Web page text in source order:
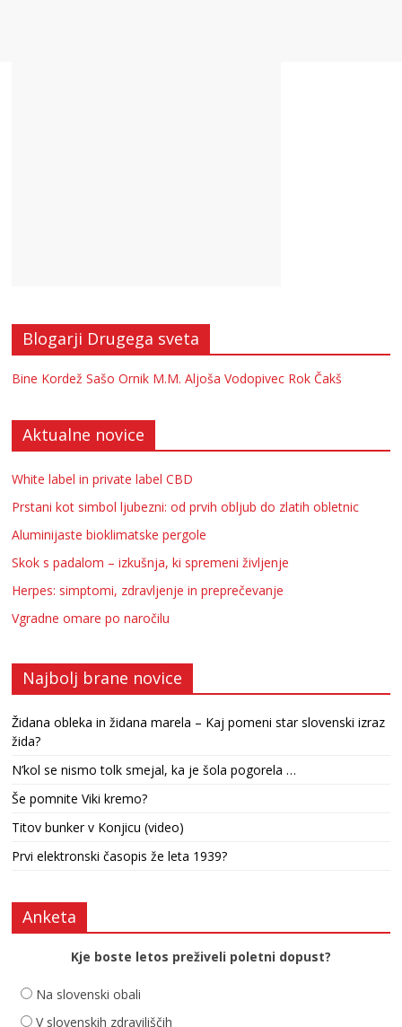
Blogarji Drugega sveta
Bine Kordež Sašo Ornik M.M. Aljoša Vodopivec Rok Čakš
Aktualne novice
White label in private label CBD
Prstani kot simbol ljubezni: od prvih obljub do zlatih obletnic
Aluminijaste bioklimatske pergole
Skok s padalom – izkušnja, ki spremeni življenje
Herpes: simptomi, zdravljenje in preprečevanje
Vgradne omare po naročilu
Najbolj brane novice
Židana obleka in židana marela – Kaj pomeni star slovenski izraz
žida?
N’kol se nismo tolk smejal, ka je šola pogorela …
Še pomnite Viki kremo?
Titov bunker v Konjicu (video)
Prvi elektronski časopis že leta 1939?
Anketa
Kje boste letos preživeli poletni dopust?
Na slovenski obali
V slovenskih zdraviliščih